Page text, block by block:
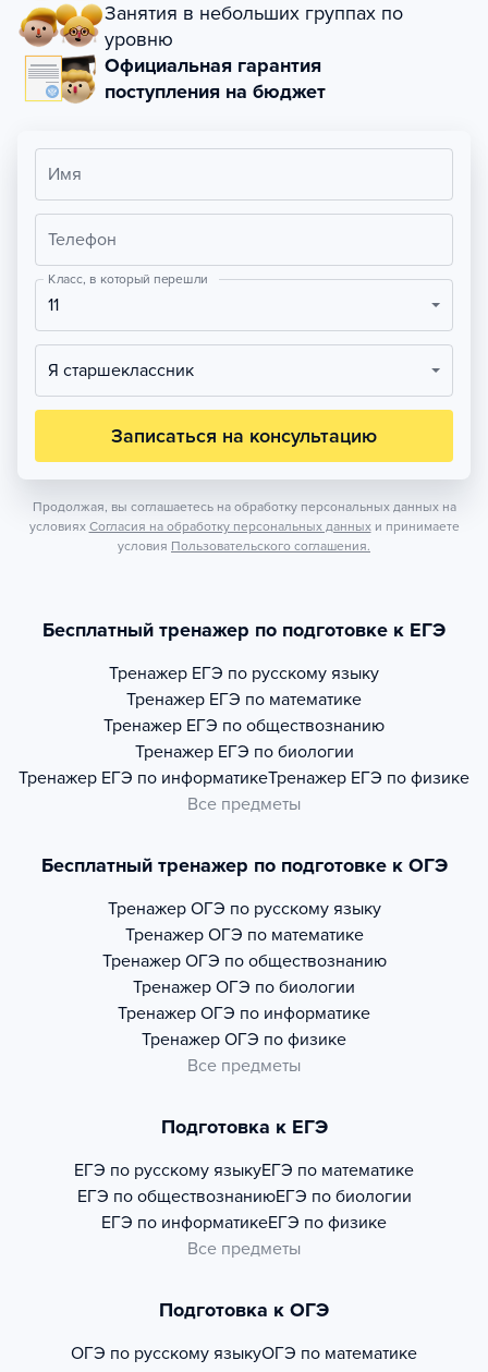
Занятия в небольших группах по
уровню
Официальная гарантия
поступления на бюджет
Имя
Телефон
Класс, в который перешли
11
Я старшеклассник
Записаться на консультацию
Продолжая, вы соглашаетесь на обработку персональных данных на
условиях Согласия на обработку персональных данных и принимаете
условия Пользовательского соглашения.
Бесплатный тренажер по подготовке к ЕГЭ
Тренажер ЕГЭ по русскому языку
Тренажер ЕГЭ по математике
Тренажер ЕГЭ по обществознанию
Тренажер ЕГЭ по биологии
Тренажер ЕГЭ по информатикеТренажер ЕГЭ по физике
Все предметы
Бесплатный тренажер по подготовке к ОГЭ
Тренажер ОГЭ по русскому языку
Тренажер ОГЭ по математике
Тренажер ОГЭ по обществознанию
Тренажер ОГЭ по биологии
Тренажер ОГЭ по информатике
Тренажер ОГЭ по физике
Все предметы
Подготовка к ЕГЭ
ЕГЭ по русскому языкуЕГЭ по математике
ЕГЭ по обществознаниюЕГЭ по биологии
ЕГЭ по информатикеЕГЭ по физике
Все предметы
Подготовка к ОГЭ
ОГЭ по русскому языкуОГЭ по математике